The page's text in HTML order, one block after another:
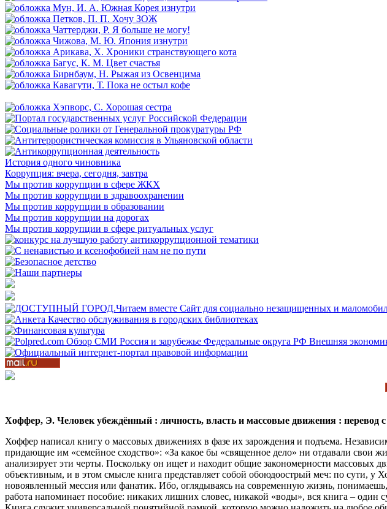
История одного чиновника
Коррупция: вчера, сегодня, завтра
Мы против коррупции в сфере ЖКХ
Мы против коррупции в здравоохранении
Мы против коррупции в образовании
Мы против коррупции на дорогах
Мы против коррупции в сфере ритуальных услуг
Хоффер, Э. Человек убеждённый : личность, власть и массовые движения :
Хоффер написал книгу о массовых движениях в фазе их зарождения и подъема.
придающие им «семейное сходство»: «За какое бы «священное дело» ни отдавали свои
анализирует эти черты. Поскольку он ищет и находит общие закономерности массовых
объективным, и в этом смысле книга представляет собой обоюдоострый меч: по сути, у
новоявленный мессия или фанатик. Ибо, оглядываясь на современную жизнь,
работа напоминает пособие: никаких лишних словес, никакой «воды», вся книга – один